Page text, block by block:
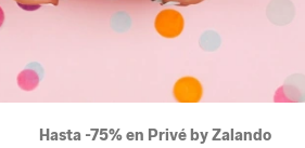
Hasta -75% en Privé by Zalando